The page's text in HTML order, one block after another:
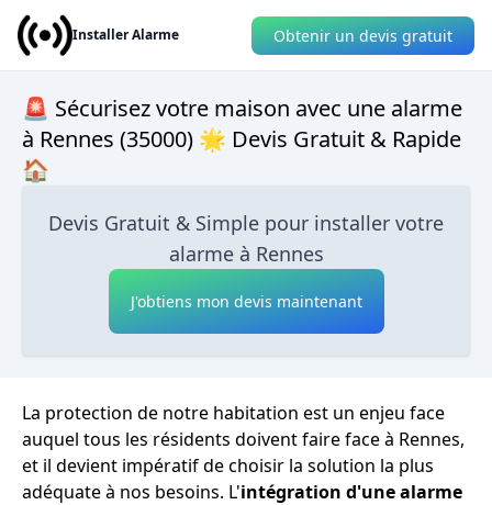
Installer Alarme Obtenir un devis gratuit
🚨 Sécurisez votre maison avec une alarme
à Rennes (35000) 🌟 Devis Gratuit & Rapide
🏠
Devis Gratuit & Simple pour installer votre
alarme à Rennes
J'obtiens mon devis maintenant
La protection de notre habitation est un enjeu face
auquel tous les résidents doivent faire face à Rennes,
et il devient impératif de choisir la solution la plus
adéquate à nos besoins. L'intégration d'une alarme